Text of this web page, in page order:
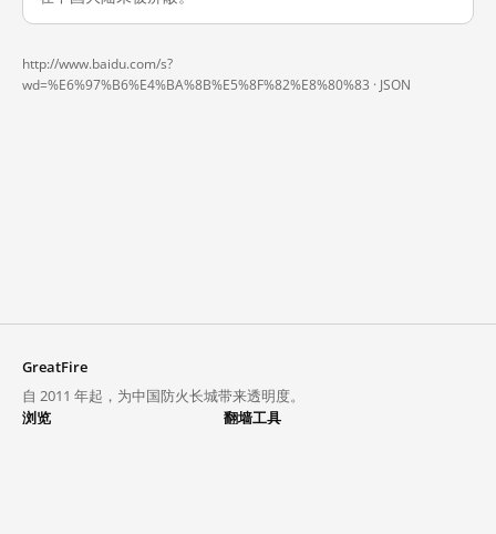
http://www.baidu.com/s?
wd=%E6%97%B6%E4%BA%8B%E5%8F%82%E8%80%83 · JSON
GreatFire
自 2011 年起，为中国防火长城带来透明度。
浏览
翻墙工具